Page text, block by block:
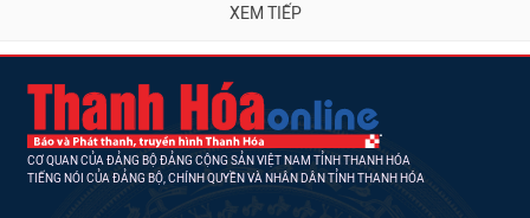
XEM TIẾP
CƠ QUAN CỦA ĐẢNG BỘ ĐẢNG CỘNG SẢN VIỆT NAM TỈNH THANH HÓA
TIẾNG NÓI CỦA ĐẢNG BỘ, CHÍNH QUYỀN VÀ NHÂN DÂN TỈNH THANH HÓA